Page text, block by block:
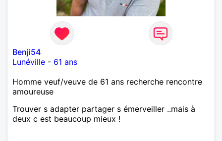
Benji54
Lunéville - 61 ans
Homme veuf/veuve de 61 ans recherche rencontre
amoureuse
Trouver s adapter partager s émerveiller ..mais à
deux c est beaucoup mieux !